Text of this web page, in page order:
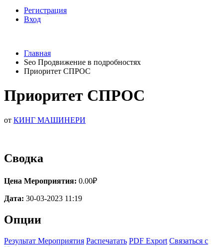
Регистрация
Вход
Главная
Seo Продвижение в подробностях
Приоритет СПРОС
Приоритет СПРОС
от КИНГ МАШИНЕРИ
Сводка
Цена Мероприятия: 0.00₽
Дата: 30-03-2023 11:19
Опции
Результат Мероприятия Распечатать PDF Export Связаться с